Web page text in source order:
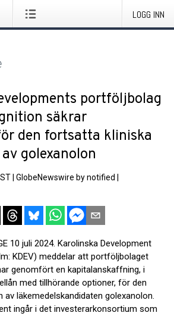
LOGG INN
portföljbolag
säkrar
den fortsatta kliniska
golexanolon
GlobeNewswire by notified
10 juli 2024. Karolinska Development
KDEV) meddelar att portföljbolaget
genomfört en kapitalanskaffning, i
med tillhörande optioner, för den
läkemedelskandidaten golexanolon.
ingår i det investerarkonsortium som